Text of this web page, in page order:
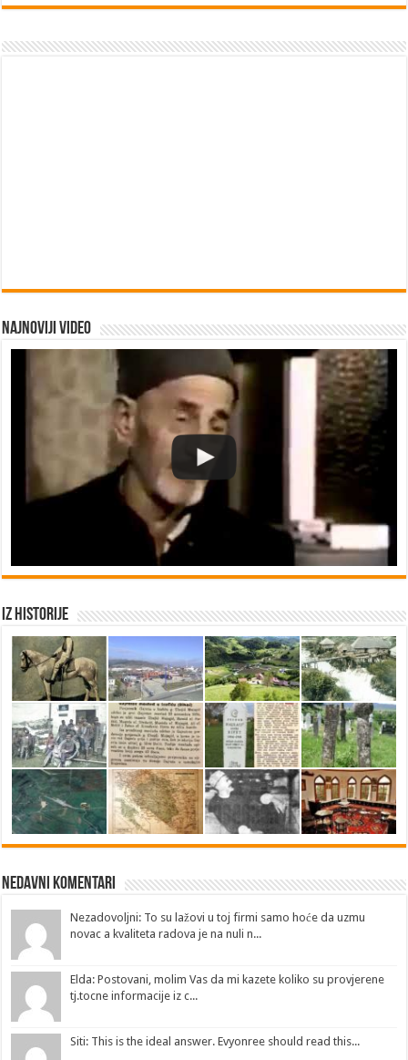
Najnoviji video
Iz historije
Nedavni Komentari
Nezadovoljni: To su lažovi u toj firmi samo hoće da uzmu
novac a kvaliteta radova je na nuli n...
Elda: Postovani, molim Vas da mi kazete koliko su provjerene
tj.tocne informacije iz c...
Siti: This is the ideal answer. Evyonree should read this...